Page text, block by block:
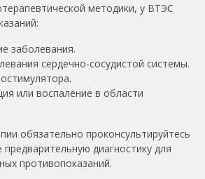
методики, у ВТЭС
заболевания.
сердечно-сосудистой системы.
или воспаление в области
обязательно проконсультируйтесь
диагностику для
противопоказаний.